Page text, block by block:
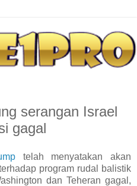
serangan Israel
gagal
telah menyatakan akan
program rudal balistik
dan Teheran gagal,